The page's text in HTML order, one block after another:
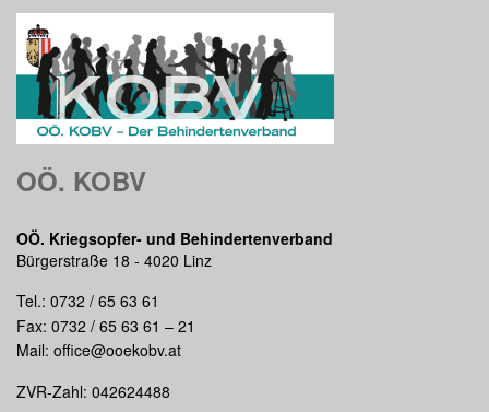
OÖ. KOBV
OÖ. Kriegsopfer- und Behindertenverband
Bürgerstraße 18 - 4020 Linz
Tel.: 0732 / 65 63 61
Fax: 0732 / 65 63 61 – 21
Mail: office@ooekobv.at
ZVR-Zahl: 042624488